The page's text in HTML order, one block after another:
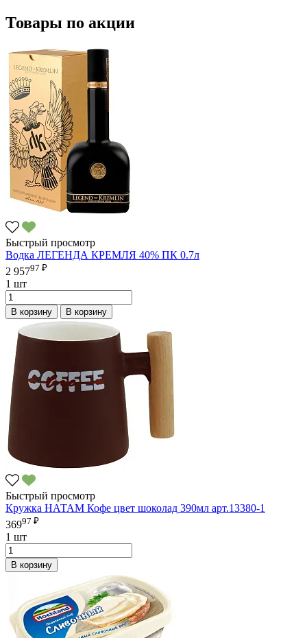
Товары по акции
Быстрый просмотр
Водка ЛЕГЕНДА КРЕМЛЯ 40% ПК 0.7л
2 95797 ₽
1 шт
В корзину В корзину
Быстрый просмотр
Кружка НАТАМ Кофе цвет шоколад 390мл арт.13380-1
36997 ₽
1 шт
В корзину